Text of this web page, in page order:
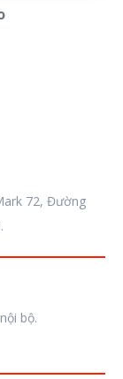
nhé bạn ơi!
72, Đường
bộ.